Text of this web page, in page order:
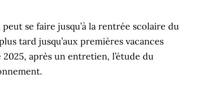
se faire jusqu’à la rentrée scolaire du
tard jusqu’aux premières vacances
après un entretien, l’étude du